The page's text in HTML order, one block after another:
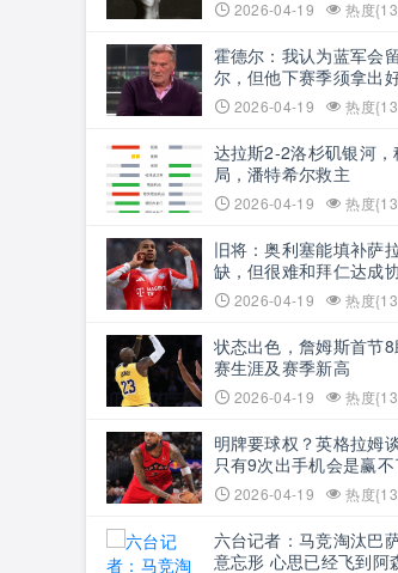
2026-04-19 热度
霍德尔：我认为蓝军会
尔，但他下赛季须拿出
2026-04-19 热度
达拉斯2-2洛杉矶银河
局，潘特希尔救主
2026-04-19 热度
旧将：奥利塞能填补萨
缺，但很难和拜仁达成
2026-04-19 热度
状态出色，詹姆斯首节
赛生涯及赛季新高
2026-04-19 热度
明牌要球权？英格拉姆
只有9次出手机会是赢不
2026-04-19 热度
六台记者：马竞淘汰巴
意忘形 心思已经飞到阿